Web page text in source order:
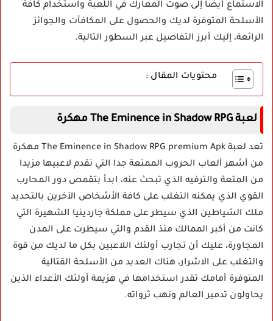
الاستماع أيضا إلى صوت المعارك في اللعبة واستخدام كافة
الأسلحة المتوفرة لديك والحصول على المكافآت والجوائز
الرائعة، إليك أبرز التفاصيل عبر السطور التالية.
محتويات المقال :
لعبة The Eminence in Shadow RPG مهكرة
تعد لعبة The Eminence in Shadow RPG premium Apk مهكرة
من أشهر ألعاب الحروب الممتعة جدا التي تقدم لاعبيها مزيدا
من المتعة والترفيه الذي تبحث عنه، ابدأ بتقمص دور المحارب
القوي الذي يمكنه التغلب على كافة الأشخاص الآخرين بالتحديد
ملك الشياطين الذي سيطر على مملكة جاردينيا الشهيرة التي
كانت من أكبر الممالك منذ القدم والتي سيطرت على المدن
المجاورة، عليك أن تجارب أولئك اللاعبين بكل ما لديك من قوة
والتغلب على الاشرار، هناك العديد من الأسلحة القتالية
المتوفرة أمامك تقدر استخدامها في هزيمة أولئك الأعداء الذين
يحاولون تدمير العالم ونهب ثرواته.